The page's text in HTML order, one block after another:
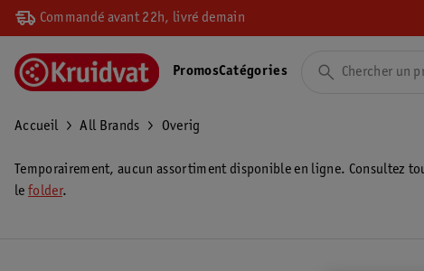
Commandé avant 22h, livré demain
PromosCatégories
Accueil All Brands Overig
Temporairement, aucun assortiment disponible en ligne. Consultez
le folder.